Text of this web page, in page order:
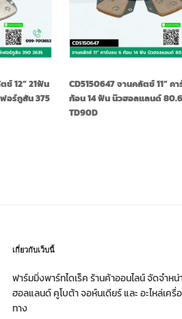
ช์ 12” 21ฟัน
อร์กูสัน 375
CD5150647 จานคลัตช์ 11” ค
ก้อน 14 ฟัน นิวฮอลแลนด์
TD90D
เกี่ยวกับเว็บนี้
ฟาร์มมิ่งพาร์ทไดเร็ค ร้านค้าออนไลน์ จัดจำห
ฮอลแลนด์ คูโบต้า จอห์นเดียร์ และ อะไหล่เค
ทาง